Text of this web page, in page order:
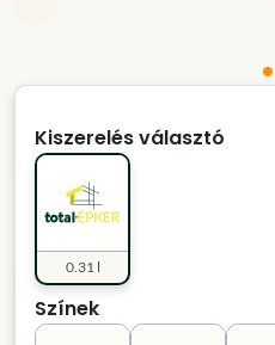
Kiszerelés választó
0.31 l
Színek